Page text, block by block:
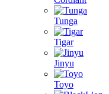
Tunga
Tigar
Jinyu
Toyo